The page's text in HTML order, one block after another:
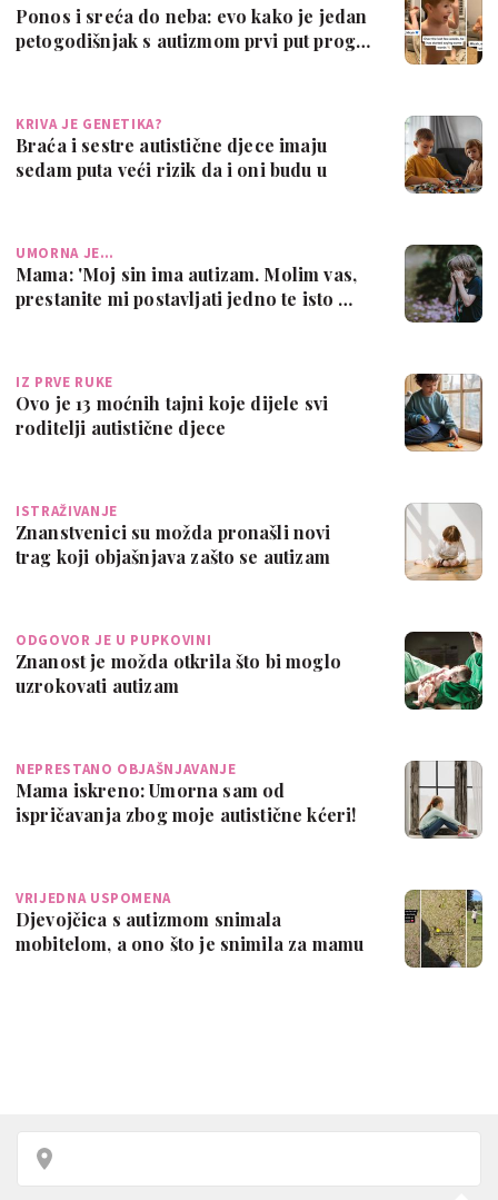
Ponos i sreća do neba: evo kako je jedan
petogodišnjak s autizmom prvi put prog…
KRIVA JE GENETIKA?
Braća i sestre autistične djece imaju
sedam puta veći rizik da i oni budu u
UMORNA JE…
Mama: 'Moj sin ima autizam. Molim vas,
prestanite mi postavljati jedno te isto …
IZ PRVE RUKE
Ovo je 13 moćnih tajni koje dijele svi
roditelji autistične djece
ISTRAŽIVANJE
Znanstvenici su možda pronašli novi
trag koji objašnjava zašto se autizam
ODGOVOR JE U PUPKOVINI
Znanost je možda otkrila što bi moglo
uzrokovati autizam
NEPRESTANO OBJAŠNJAVANJE
Mama iskreno: Umorna sam od
ispričavanja zbog moje autistične kćeri!
VRIJEDNA USPOMENA
Djevojčica s autizmom snimala
mobitelom, a ono što je snimila za mamu